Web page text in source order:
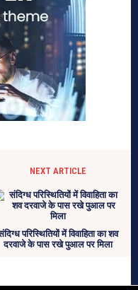
NEXT ARTICLE
परिस्थितियों में विवाहिता का शव
दरवाजे के पास रखे पुआल पर मिला